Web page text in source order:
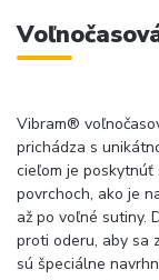
Vibram®
prichádza s
cieľom je
povrchoch, ako je
až po voľné sutiny.
proti oderu, aby sa
sú špeciálne